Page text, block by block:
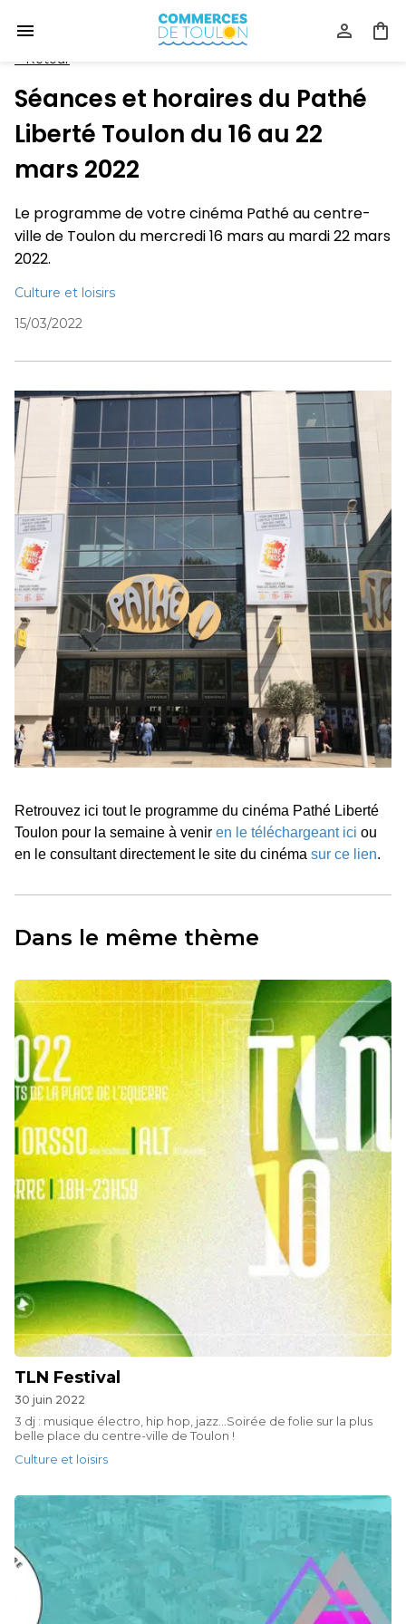
Retour
Séances et horaires du Pathé
Liberté Toulon du 16 au 22
mars 2022
Le programme de votre cinéma Pathé au centre-
ville de Toulon du mercredi 16 mars au mardi 22 mars
2022.
Culture et loisirs
15/03/2022
Retrouvez ici tout le programme du cinéma Pathé Liberté
Toulon pour la semaine à venir en le téléchargeant ici ou
en le consultant directement le site du cinéma sur ce lien.
Dans le même thème
TLN Festival
30 juin 2022
3 dj : musique électro, hip hop, jazz...Soirée de folie sur la plus
belle place du centre-ville de Toulon !
Culture et loisirs